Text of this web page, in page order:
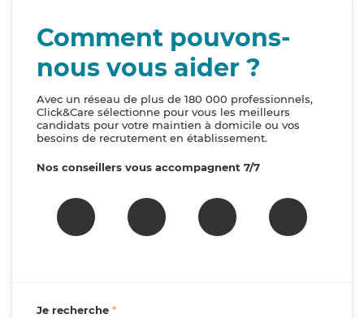
Comment pouvons-
nous vous aider ?
Avec un réseau de plus de 180 000 professionnels,
Click&Care sélectionne pour vous les meilleurs
candidats pour votre maintien à domicile ou vos
besoins de recrutement en établissement.
Nos conseillers vous accompagnent 7/7
Je recherche